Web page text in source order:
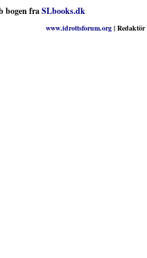
bogen fraSLbooks.dk
www.idrottsforum.org| Redaktör